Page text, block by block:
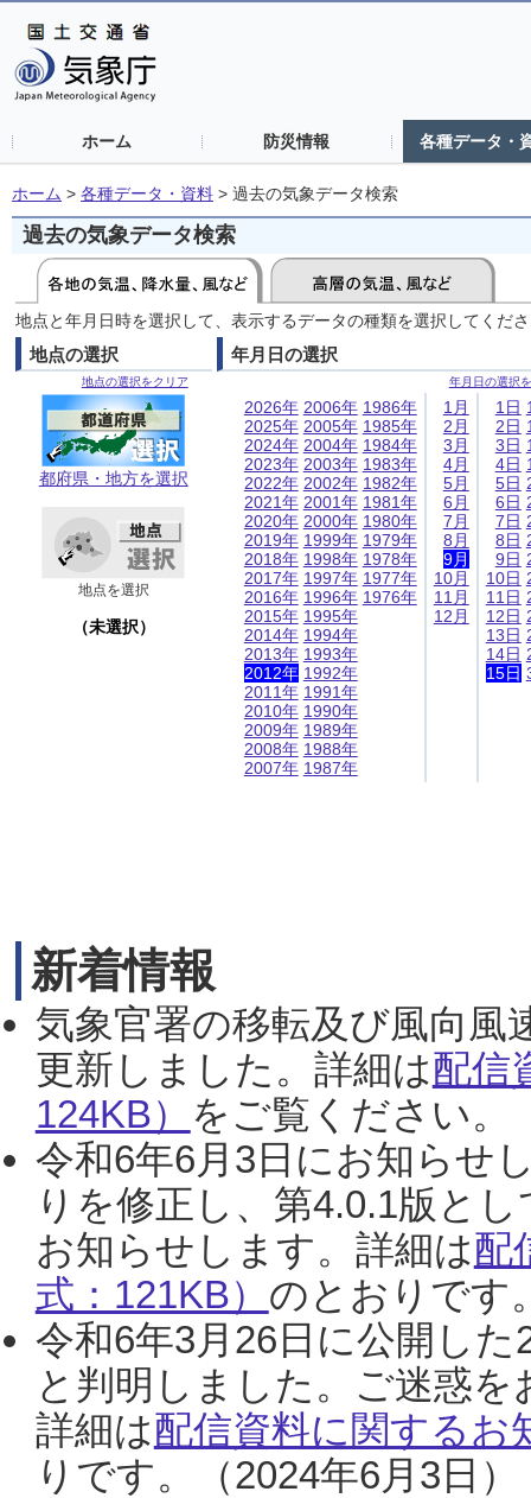
ホーム 防災情報 各種データ・
ホーム > 各種データ・資料 > 過去の気象データ検索
過去の気象データ検索
地点と年月日時を選択して、表示するデータの種類を選択してくだ
地点の選択
地点の選択をクリア
都府県・地方を選択
地点を選択
（未選択）
年月日の選択
年月日の選択
2026年
2025年
2024年
2023年
2022年
2021年
2020年
2019年
2018年
2017年
2016年
2015年
2014年
2013年
2012年
2011年
2010年
2009年
2008年
2007年
2006年
2005年
2004年
2003年
2002年
2001年
2000年
1999年
1998年
1997年
1996年
1995年
1994年
1993年
1992年
1991年
1990年
1989年
1988年
1987年
1986年
1985年
1984年
1983年
1982年
1981年
1980年
1979年
1978年
1977年
1976年
1月
2月
3月
4月
5月
6月
7月
8月
9月
10月
11月
12月
1日
2日
3日
4日
5日
6日
7日
8日
9日
10日
11日
12日
13日
14日
15日
新着情報
気象官署の移転及び風向風
更新しました。詳細は配信
124KB） をご覧ください。
令和6年6月3日にお知らせ
りを修正し、第4.0.1版と
お知らせします。詳細は配
式：121KB） のとおりです
令和6年3月26日に公開し
と判明しました。ご迷惑
詳細は配信資料に関するお
りです。（2024年6月3日）